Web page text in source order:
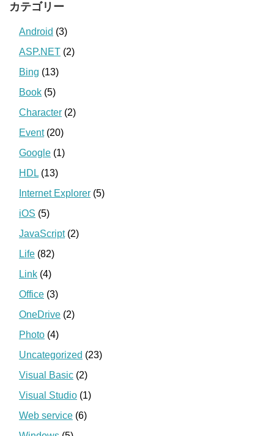
カテゴリー
Android (3)
ASP.NET (2)
Bing (13)
Book (5)
Character (2)
Event(20)
Google (1)
HDL (13)
Internet Explorer (5)
iOS (5)
JavaScript(2)
Life (82)
Link (4)
Office (3)
OneDrive (2)
Photo (4)
Uncategorized (23)
Visual Basic (2)
Visual Studio (1)
Web service (6)